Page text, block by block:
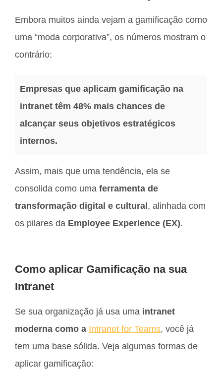
Embora muitos ainda vejam a gamificação como
uma “moda corporativa”, os números mostram o
contrário:
Empresas que aplicam gamificação na
intranet têm 48% mais chances de
alcançar seus objetivos estratégicos
internos.
Assim, mais que uma tendência, ela se
consolida como uma ferramenta de
transformação digital e cultural, alinhada com
os pilares da Employee Experience (EX).
Como aplicar Gamificação na sua
Intranet
Se sua organização já usa uma intranet
moderna como a Intranet for Teams, você já
tem uma base sólida. Veja algumas formas de
aplicar gamificação: